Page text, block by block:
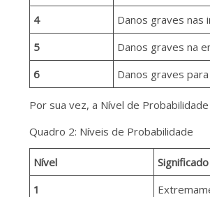
4
Danos graves nas
5
Danos graves na
6
Danos graves
Por sua vez, a Nível de
Quadro 2: Níveis de Probabilidade
Nível
Significado
1